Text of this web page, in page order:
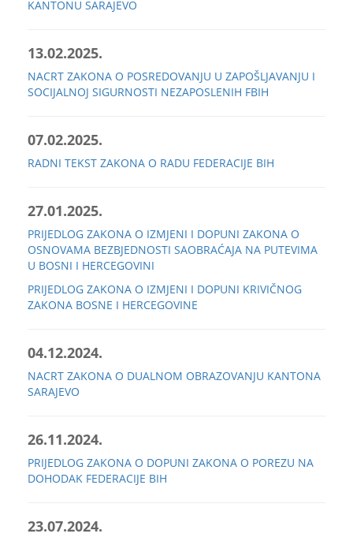
KANTONU SARAJEVO
13.02.2025.
NACRT ZAKONA O POSREDOVANJU U ZAPOŠLJAVANJU I
SOCIJALNOJ SIGURNOSTI NEZAPOSLENIH FBIH
07.02.2025.
RADNI TEKST ZAKONA O RADU FEDERACIJE BIH
27.01.2025.
PRIJEDLOG ZAKONA O IZMJENI I DOPUNI ZAKONA O
OSNOVAMA BEZBJEDNOSTI SAOBRAĆAJA NA PUTEVIMA
U BOSNI I HERCEGOVINI
PRIJEDLOG ZAKONA O IZMJENI I DOPUNI KRIVIČNOG
ZAKONA BOSNE I HERCEGOVINE
04.12.2024.
NACRT ZAKONA O DUALNOM OBRAZOVANJU KANTONA
SARAJEVO
26.11.2024.
PRIJEDLOG ZAKONA O DOPUNI ZAKONA O POREZU NA
DOHODAK FEDERACIJE BIH
23.07.2024.